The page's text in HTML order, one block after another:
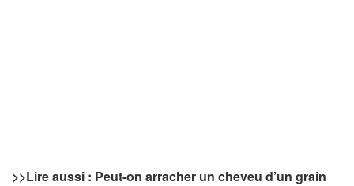
>>Lire aussi : Peut-on arracher un cheveu d’un grain